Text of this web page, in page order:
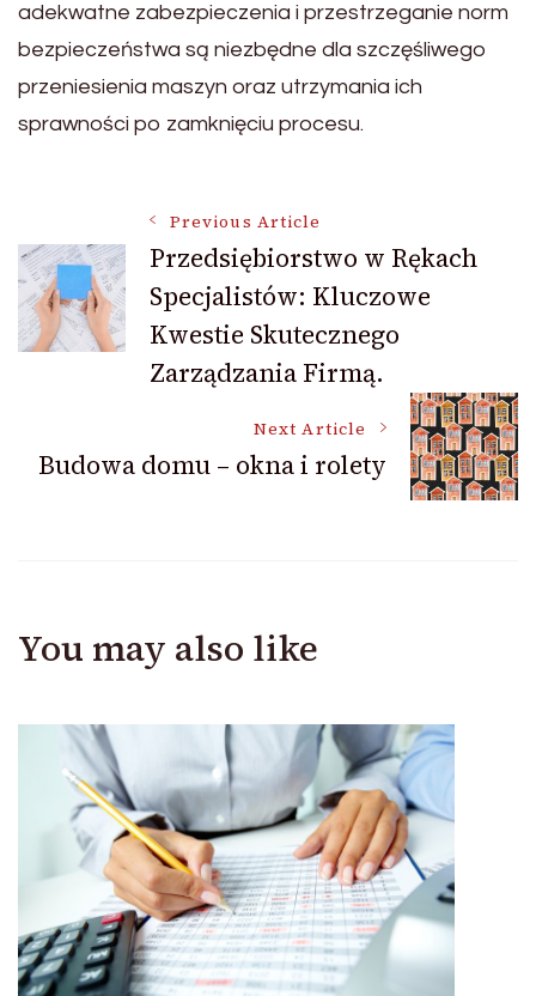
adekwatne zabezpieczenia i przestrzeganie norm
bezpieczeństwa są niezbędne dla szczęśliwego
przeniesienia maszyn oraz utrzymania ich
sprawności po zamknięciu procesu.
Post
Navigation
Previous Article
Przedsiębiorstwo w Rękach
Specjalistów: Kluczowe
Kwestie Skutecznego
Zarządzania Firmą.
Next Article
Budowa domu – okna i rolety
You may also like